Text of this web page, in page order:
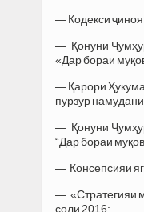
— Кодекси
— Қонуни
«Дар бораи
— Қарори
пурзӯр
— Қонуни
“Дар бораи
— Консепсияи
— «Стратегияи
соли 2016;